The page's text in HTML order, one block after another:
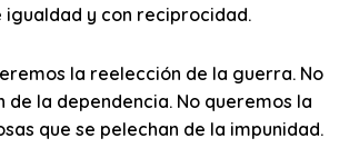
igualdad y con reciprocidad.
la reelección de la guerra. No
la dependencia. No queremos la
que se pelechan de la impunidad.